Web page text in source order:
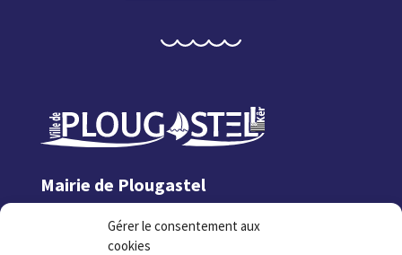
Gérer le consentement aux
cookies
Mairie de Plougastel
1 rue Jean Fournier
CS80031 29470 Plougastel